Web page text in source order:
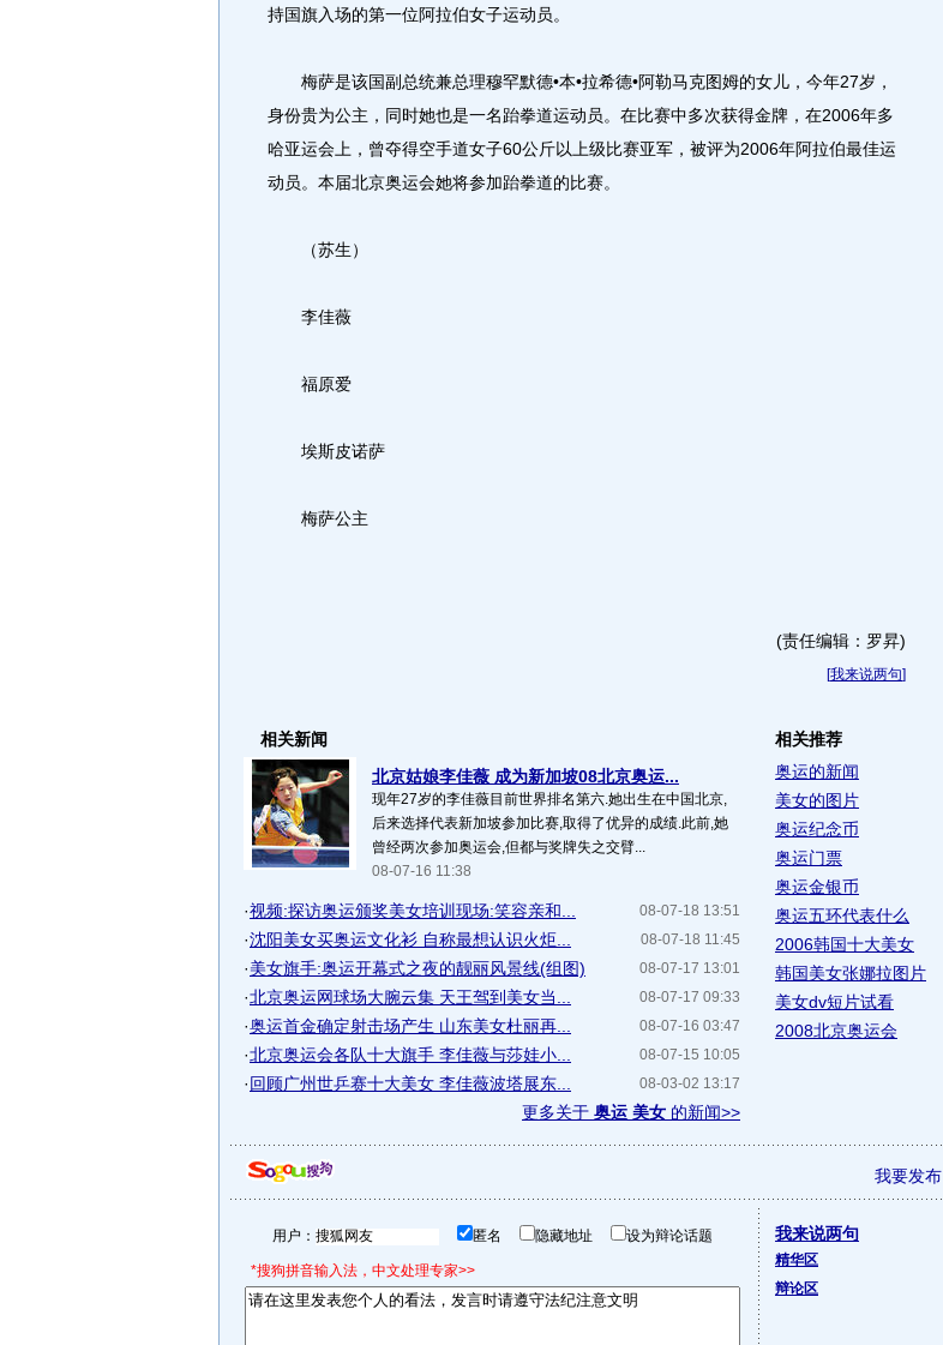
持国旗入场的第一位阿拉伯女子运动员。
梅萨是该国副总统兼总理穆罕默德•本•拉希德•阿勒马克图姆的女儿，今年27岁，
身份贵为公主，同时她也是一名跆拳道运动员。在比赛中多次获得金牌，在2006年多
哈亚运会上，曾夺得空手道女子60公斤以上级比赛亚军，被评为2006年阿拉伯最佳运
动员。本届北京奥运会她将参加跆拳道的比赛。
（苏生）
李佳薇
福原爱
埃斯皮诺萨
梅萨公主
(责任编辑：罗昇)
[我来说两句]
相关新闻
北京姑娘李佳薇 成为新加坡08北京奥运...
现年27岁的李佳薇目前世界排名第六.她出生在中国北京,
后来选择代表新加坡参加比赛,取得了优异的成绩.此前,她
曾经两次参加奥运会,但都与奖牌失之交臂...
08-07-16 11:38
08-07-18 13:51
·视频:探访奥运颁奖美女培训现场:笑容亲和...
08-07-18 11:45
·沈阳美女买奥运文化衫 自称最想认识火炬...
08-07-17 13:01
·美女旗手:奥运开幕式之夜的靓丽风景线(组图)
08-07-17 09:33
·北京奥运网球场大腕云集 天王驾到美女当...
08-07-16 03:47
·奥运首金确定射击场产生 山东美女杜丽再...
08-07-15 10:05
·北京奥运会各队十大旗手 李佳薇与莎娃小...
08-03-02 13:17
·回顾广州世乒赛十大美女 李佳薇波塔展东...
更多关于 奥运 美女 的新闻>>
相关推荐
奥运的新闻
美女的图片
奥运纪念币
奥运门票
奥运金银币
奥运五环代表什么
2006韩国十大美女
韩国美女张娜拉图片
美女dv短片试看
2008北京奥运会
我要发布
用户： 匿名 隐藏地址 设为辩论话题
*搜狗拼音输入法，中文处理专家>>
我来说两句
精华区
辩论区